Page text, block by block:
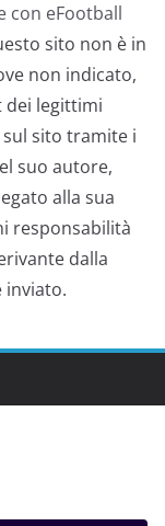
con eFootball
sito non è in
non indicato,
dei legittimi
sito tramite i
suo autore,
alla sua
responsabilità
dalla
inviato.